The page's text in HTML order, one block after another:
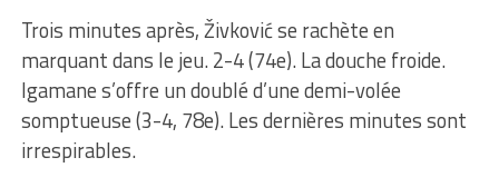
Trois minutes après, Živković se rachète en
marquant dans le jeu. 2-4 (74e). La douche froide.
Igamane s’offre un doublé d’une demi-volée
somptueuse (3-4, 78e). Les dernières minutes sont
irrespirables.